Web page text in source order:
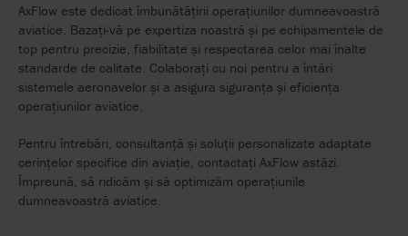
AxFlow este dedicat îmbunătățirii operațiunilor dumneavoastră
aviatice. Bazați-vă pe expertiza noastră și pe echipamentele de
top pentru precizie, fiabilitate și respectarea celor mai înalte
standarde de calitate. Colaborați cu noi pentru a întări
sistemele aeronavelor și a asigura siguranța și eficiența
operațiunilor aviatice.
Pentru întrebări, consultanță și soluții personalizate adaptate
cerințelor specifice din aviație, contactați AxFlow astăzi.
Împreună, să ridicăm și să optimizăm operațiunile
dumneavoastră aviatice.